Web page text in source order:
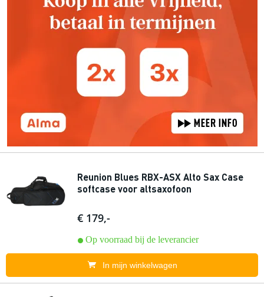
Reunion Blues RBX-ASX Alto Sax Case
softcase voor altsaxofoon
€ 179,-
Op voorraad bij de leverancier
In mijn winkelwagen